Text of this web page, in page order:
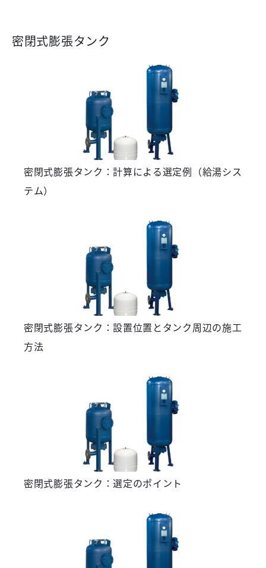
密閉式膨張タンク
密閉式膨張タンク：計算による選定例（給湯シス
テム）
密閉式膨張タンク：設置位置とタンク周辺の施工
方法
密閉式膨張タンク：選定のポイント